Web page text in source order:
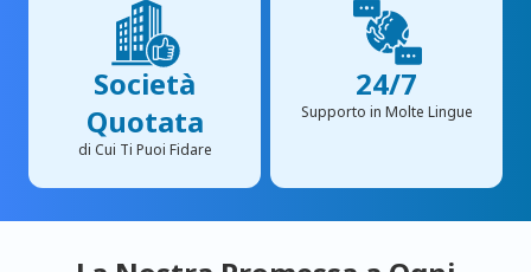
Società
Quotata
di Cui Ti Puoi Fidare
24/7
Supporto in Molte Lingue